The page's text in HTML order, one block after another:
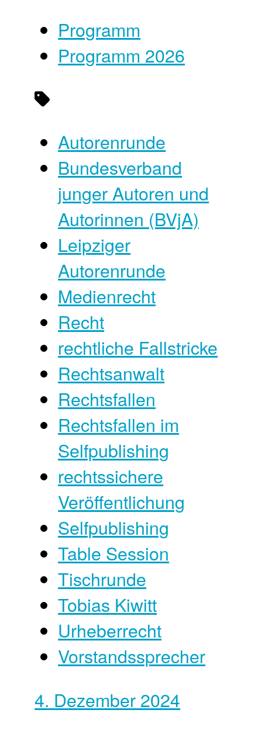
Programm
Programm 2026
Autorenrunde
Bundesverband
junger Autoren und
Autorinnen (BVjA)
Leipziger
Autorenrunde
Medienrecht
Recht
rechtliche Fallstricke
Rechtsanwalt
Rechtsfallen
Rechtsfallen im
Selfpublishing
rechtssichere
Veröffentlichung
Selfpublishing
Table Session
Tischrunde
Tobias Kiwitt
Urheberrecht
Vorstandssprecher
4. Dezember 2024